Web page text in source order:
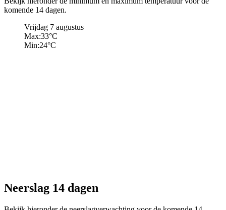
komende 14 dagen.
Vrijdag 7 augustus
Max:33°C
Min:24°C
Neerslag 14 dagen